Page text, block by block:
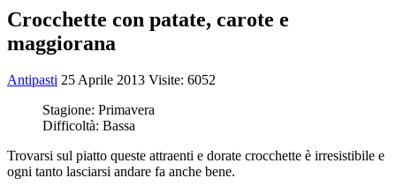
Crocchette con patate, carote e
maggiorana
Antipasti 25 Aprile 2013 Visite: 6052
Stagione: Primavera
Difficoltà: Bassa
Trovarsi sul piatto queste attraenti e dorate crocchette è irresistibile e
ogni tanto lasciarsi andare fa anche bene.